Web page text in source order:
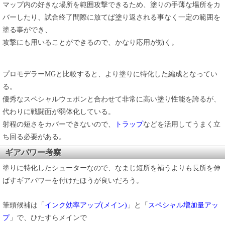
マップ内の好きな場所を範囲攻撃できるため、塗りの手薄な場所をカ
バーしたり、試合終了間際に放てば塗り返される事なく一定の範囲を
塗る事ができ、
攻撃にも用いることができるので、かなり応用が効く。
プロモデラーMGと比較すると、より塗りに特化した編成となってい
る。
優秀なスペシャルウェポンと合わせて非常に高い塗り性能を誇るが、
代わりに戦闘面が弱体化している。
射程の短さをカバーできないので、
トラップなどを活用してうまく立
ち回る必要がある。
ギアパワー考察
塗りに特化したシューターなので、なまじ短所を補うよりも長所を伸
ばすギアパワーを付けたほうが良いだろう。
筆頭候補は「 インク効率アップ(メイン) 」と「 スペシャル増加量アッ
プ」で、ひたすらメインで